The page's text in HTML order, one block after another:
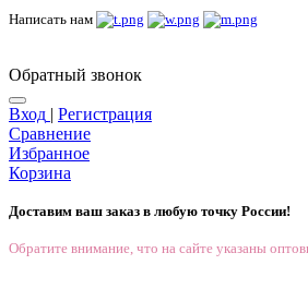
Написать нам
Обратный звонок
Вход | Регистрация
Сравнение
Избранное
Корзина
Доставим ваш заказ в любую точку России!
Обратите внимание, что на сайте указаны